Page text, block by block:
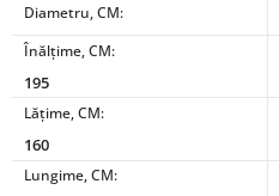
Diametru, CM:
Înălțime, CM:
195
Lățime, CM:
160
Lungime, CM: